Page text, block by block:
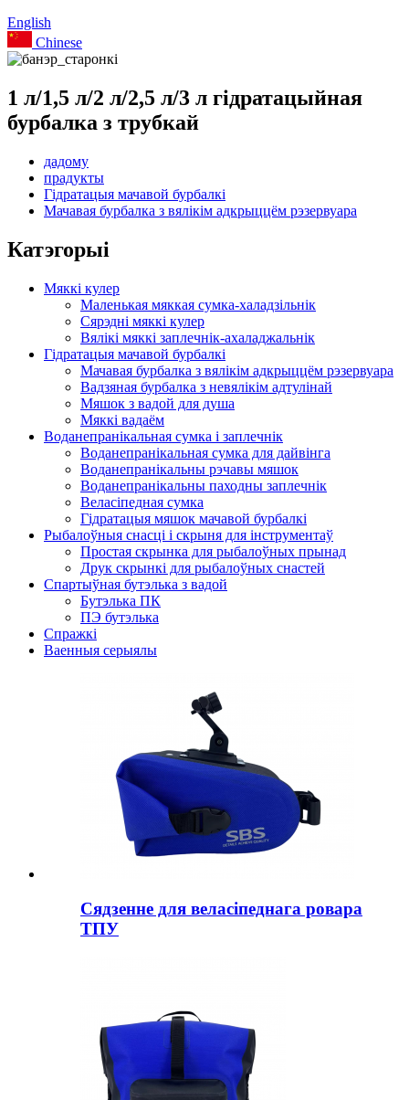
English
Chinese
1 л/1,5 л/2 л/2,5 л/3 л гідратацыйная
бурбалка з трубкай
дадому
прадукты
Гідратацыя мачавой бурбалкі
Мачавая бурбалка з вялікім адкрыццём рэзервуара
Катэгорыі
Мяккі кулер
Маленькая мяккая сумка-халадзільнік
Сярэдні мяккі кулер
Вялікі мяккі заплечнік-ахаладжальнік
Гідратацыя мачавой бурбалкі
Мачавая бурбалка з вялікім адкрыццём рэзервуара
Вадзяная бурбалка з невялікім адтулінай
Мяшок з вадой для душа
Мяккі вадаём
Воданепранікальная сумка і заплечнік
Воданепранікальная сумка для дайвінга
Воданепранікальны рэчавы мяшок
Воданепранікальны паходны заплечнік
Веласіпедная сумка
Гідратацыя мяшок мачавой бурбалкі
Рыбалоўныя снасці і скрыня для інструментаў
Простая скрынка для рыбалоўных прынад
Друк скрынкі для рыбалоўных снастей
Спартыўная бутэлька з вадой
Бутэлька ПК
ПЭ бутэлька
Спражкі
Ваенныя серыялы
Сядзенне для веласіпеднага ровара
ТПУ